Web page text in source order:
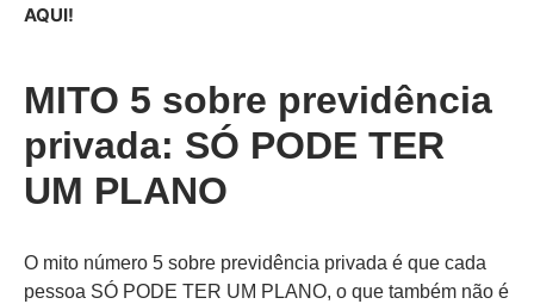
AQUI!
MITO 5 sobre previdência
privada: SÓ PODE TER
UM PLANO
O mito número 5 sobre previdência privada é que cada
pessoa SÓ PODE TER UM PLANO, o que também não é